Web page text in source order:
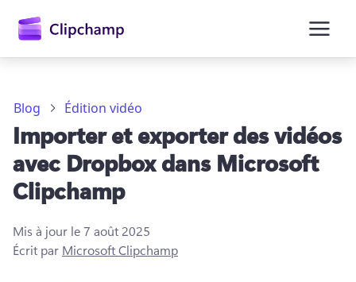
principal
Se connecter
Blog Édition vidéo
Importer et exporter des vidéos
avec Dropbox dans Microsoft
Clipchamp
Mis à jour le7 août 2025
Écrit par Microsoft Clipchamp